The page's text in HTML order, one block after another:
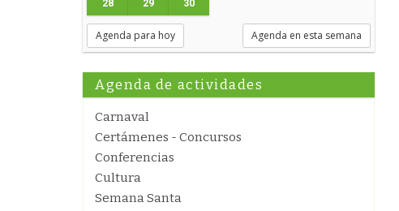
28 29 30
Agenda para hoy Agenda en esta semana
Agenda de actividades
Carnaval
Certámenes - Concursos
Conferencias
Cultura
Semana Santa